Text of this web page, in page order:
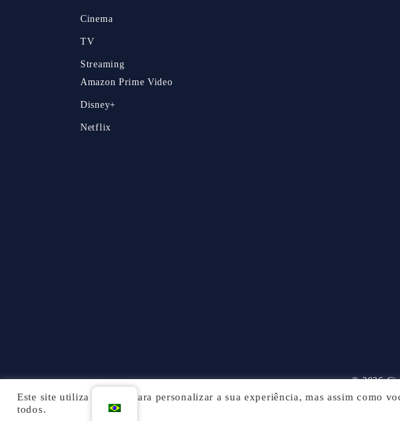
Cinema
TV
Streaming
Amazon Prime Video
Disney+
Netflix
© 2026
Este site utiliza cookies para personalizar a sua experiência, mas assim como
todos.